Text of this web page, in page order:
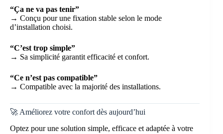
“Ça ne va pas tenir”
→ Conçu pour une fixation stable selon le mode
d’installation choisi.
“C’est trop simple”
→ Sa simplicité garantit efficacité et confort.
“Ce n’est pas compatible”
→ Compatible avec la majorité des installations.
🚀 Améliorez votre confort dès aujourd’hui
Optez pour une solution simple, efficace et adaptée à votre